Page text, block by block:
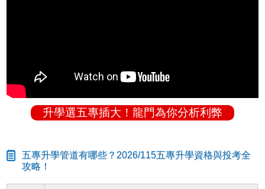
升學選五專插大！龍門為你分析利弊
五專升學管道有哪些？2026/115五專升學資格與投考全
攻略！